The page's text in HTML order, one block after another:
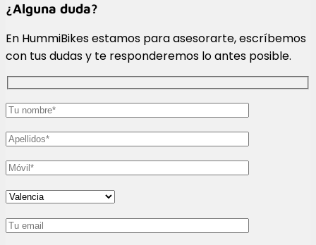
¿Alguna duda?
En HummiBikes estamos para asesorarte, escríbemos
con tus dudas y te responderemos lo antes posible.